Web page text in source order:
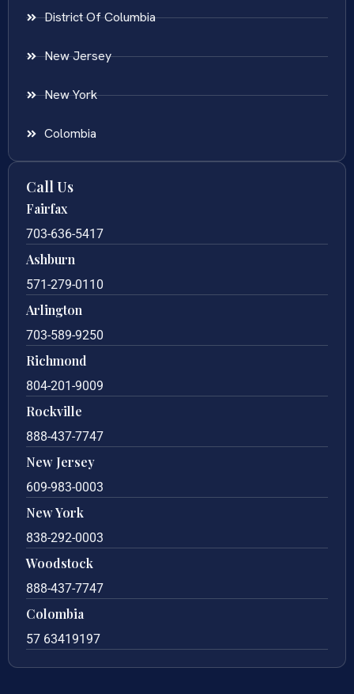
District Of Columbia
New Jersey
New York
Colombia
Call Us
Fairfax
703-636-5417
Ashburn
571-279-0110
Arlington
703-589-9250
Richmond
804-201-9009
Rockville
888-437-7747
New Jersey
609-983-0003
New York
838-292-0003
Woodstock
888-437-7747
Colombia
57 63419197